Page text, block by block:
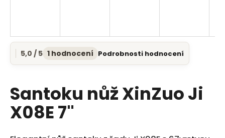
Průměrné
hodnocení
je
5,0
z
5
5,0 / 5 1 hodnocení Podrobnosti hodnocení
Santoku nůž XinZuo Ji
X08E 7"
í
?